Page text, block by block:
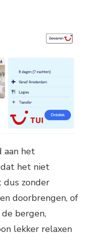
aan het
dat het niet
zonder
doorbrengen, of
bergen,
lekker relaxen